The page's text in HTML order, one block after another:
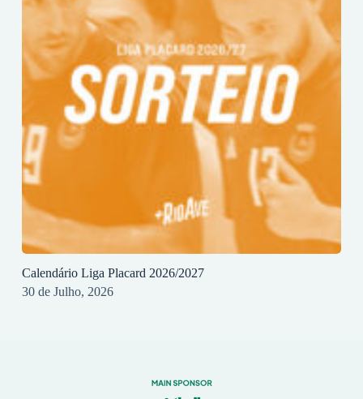
Calendário Liga Placard 2026/2027
30 de Julho, 2026